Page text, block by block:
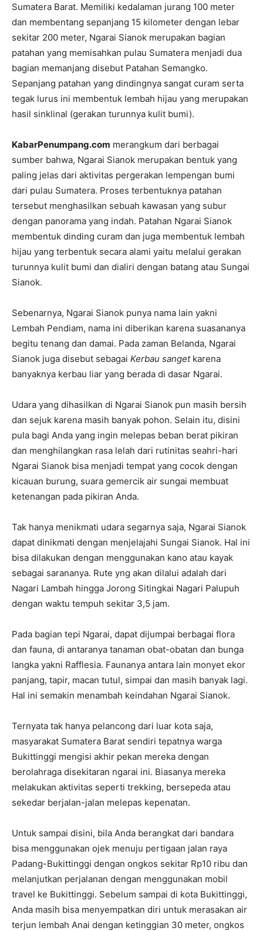
Sumatera Barat. Memiliki kedalaman jurang 100 meter
dan membentang sepanjang 15 kilometer dengan lebar
sekitar 200 meter, Ngarai Sianok merupakan bagian
patahan yang memisahkan pulau Sumatera menjadi dua
bagian memanjang disebut Patahan Semangko.
Sepanjang patahan yang dindingnya sangat curam serta
tegak lurus ini membentuk lembah hijau yang merupakan
hasil sinklinal (gerakan turunnya kulit bumi).
KabarPenumpang.com merangkum dari berbagai
sumber bahwa, Ngarai Sianok merupakan bentuk yang
paling jelas dari aktivitas pergerakan lempengan bumi
dari pulau Sumatera. Proses terbentuknya patahan
tersebut menghasilkan sebuah kawasan yang subur
dengan panorama yang indah. Patahan Ngarai Sianok
membentuk dinding curam dan juga membentuk lembah
hijau yang terbentuk secara alami yaitu melalui gerakan
turunnya kulit bumi dan dialiri dengan batang atau Sungai
Sianok.
Sebenarnya, Ngarai Sianok punya nama lain yakni
Lembah Pendiam, nama ini diberikan karena suasananya
begitu tenang dan damai. Pada zaman Belanda, Ngarai
Sianok juga disebut sebagai Kerbau sangetkarena
banyaknya kerbau liar yang berada di dasar Ngarai.
Udara yang dihasilkan di Ngarai Sianok pun masih bersih
dan sejuk karena masih banyak pohon. Selain itu, disini
pula bagi Anda yang ingin melepas beban berat pikiran
dan menghilangkan rasa lelah dari rutinitas seahri-hari
Ngarai Sianok bisa menjadi tempat yang cocok dengan
kicauan burung, suara gemercik air sungai membuat
ketenangan pada pikiran Anda.
Tak hanya menikmati udara segarnya saja, Ngarai Sianok
dapat dinikmati dengan menjelajahi Sungai Sianok. Hal ini
bisa dilakukan dengan menggunakan kano atau kayak
sebagai sarananya. Rute yng akan dilalui adalah dari
Nagari Lambah hingga Jorong Sitingkai Nagari Palupuh
dengan waktu tempuh sekitar 3,5 jam.
Pada bagian tepi Ngarai, dapat dijumpai berbagai flora
dan fauna, di antaranya tanaman obat-obatan dan bunga
langka yakni Rafflesia. Faunanya antara lain monyet ekor
panjang, tapir, macan tutul, simpai dan masih banyak lagi.
Hal ini semakin menambah keindahan Ngarai Sianok.
Ternyata tak hanya pelancong dari luar kota saja,
masyarakat Sumatera Barat sendiri tepatnya warga
Bukittinggi mengisi akhir pekan mereka dengan
berolahraga disekitaran ngarai ini. Biasanya mereka
melakukan aktivitas seperti trekking, bersepeda atau
sekedar berjalan-jalan melepas kepenatan.
Untuk sampai disini, bila Anda berangkat dari bandara
bisa menggunakan ojek menuju pertigaan jalan raya
Padang-Bukittinggi dengan ongkos sekitar Rp10 ribu dan
melanjutkan perjalanan dengan menggunakan mobil
travel ke Bukittinggi. Sebelum sampai di kota Bukittinggi,
Anda masih bisa menyempatkan diri untuk merasakan air
terjun lembah Anai dengan ketinggian 30 meter, ongkos